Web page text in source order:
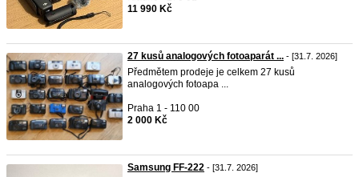
11 990 Kč
27 kusů analogových fotoaparát ... - [31.7. 2026]
Předmětem prodeje je celkem 27 kusů
analogových fotoapa ...
Praha 1 - 110 00
2 000 Kč
Samsung FF-222 - [31.7. 2026]